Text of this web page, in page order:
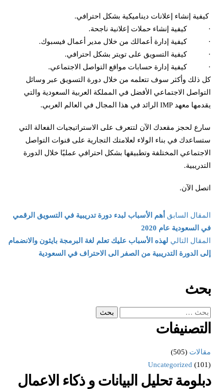
كيفية إنشاء إعلانات ديناميكية بشكل احترافي.
· كيفية إنشاء حملات إعلانية ناجحة.
· كيفية إدارة أعمالك من خلال مدير أعمال فيسبوك.
· كيفية التسويق على تويتر بشكل احترافي.
· كيفية إدارة حسابات مواقع التواصل الاجتماعي.
كل ذلك وأكثر سوف تتعلمه من خلال دورة التسويق عبر وسائل
التواصل الاجتماعي الأفضل في المملكة العربية السعودية والتي
يقدمها معهد IMP الرائد في هذا المجال في العالم العربي.
سارع لحجز مقعدك الآن لتتعرف على الاستراتيجيات الفعالة التي
ستساعدك في بناء الولاء لعلامتك التجارية على قنوات التواصل
الاجتماعي المختلفة وتطبيقها بشكل احترافي عمليًا خلال الدورة
التدريبية.
اتصل الآن.
المقال السابق أهم الأسباب لبدء دورة تدريبية في التسويق الرقمي
في السعودية عام 2020
المقال التالي لهذه الأسباب عليك تعلم لغة البرمجة بايثون والانضمام
إلى الدورة التدريبية من الصفر الى الاحتراف في السعودية
بحث
التصنيفات
مقالات (505)
Uncategorized (101)
دبلومة تحليل البيانات و ذكاء الاعمال